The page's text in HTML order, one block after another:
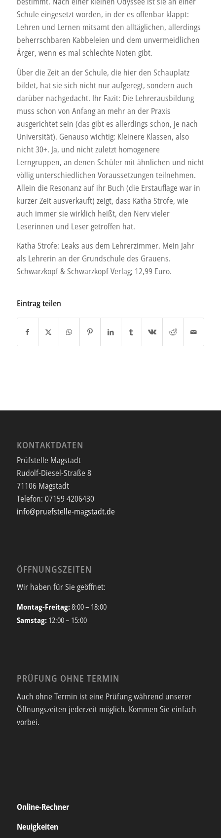
Schule eingesetzt worden, in der es offenbar klappt:
Lehren und Lernen mitsamt den alltäglichen, allerdings
beherrschbaren Kabbeleien und dem unvermeidlichen
Ärger, wenn es mal schlechte Noten gibt.
Über die Zeit an der Schule, die hier den Schauplatz
bildet, hat sie sich nicht nur aufgeregt, sondern auch
darüber nachgedacht. Ihr Fazit: Die Lehrerausbildung
muss schon von Anfang an mehr an der Praxis
ausgerichtet sein (das gibt es allerdings schon, je nach
Universität). Genauso wichtig: Kleinere Klassen, also
nicht 30+. Ja, und nicht zuletzt homogenere
Lerngruppen, an denen Schüler mit ähnlichen und nicht
völlig unterschiedlichen Voraussetzungen teilnehmen.
Allein die Resonanz auf ihr Buch (die Erstauflage war in
kurzer Zeit ausverkauft) zeigt, dass Katha Strofe, wie
auch immer sie wirklich heißt, den Nerv vieler
Leserinnen und Leser getroffen hat.
Katha Strofe: Leaks aus dem Lehrerzimmer. Mein Jahr
als Lehrerin an der Grundschule des Grauens.
Schwarzkopf & Schwarzkopf Verlag; 12,99 Euro.
Eintrag teilen
KONTAKTDATEN
Prüfstelle Magstadt
Rudolf-Diesel-Straße 8
71106 Magstadt
Telefon: 07159 4206430
info@pruefstelle-magstadt.de
ÖFFNUNGSZEITEN
Wir haben für Sie geöffnet:
Montag-Freitag:8:00 – 18:00
Samstag: 12:00 – 15:00
PRÜFUNG OHNE TERMIN
Auch ohne Termin ist eine Prüfung während unserer
Öffnungszeiten jederzeit möglich. Kommen Sie einfach
vorbei.
Online-Rechner
Neuigkeiten